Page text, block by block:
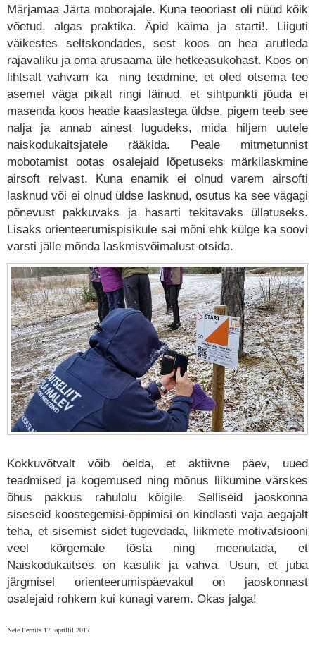
Märjamaa Järta moborajale. Kuna teooriast oli nüüd kõik
võetud, algas praktika. Äpid käima ja starti!. Liiguti
väikestes seltskondades, sest koos on hea arutleda
rajavaliku ja oma arusaama üle hetkeasukohast. Koos on
lihtsalt vahvam ka ning teadmine, et oled otsema tee
asemel väga pikalt ringi läinud, et sihtpunkti jõuda ei
masenda koos heade kaaslastega üldse, pigem teeb see
nalja ja annab ainest lugudeks, mida hiljem uutele
naiskodukaitsjatele rääkida. Peale mitmetunnist
mobotamist ootas osalejaid lõpetuseks märkilaskmine
airsoft relvast. Kuna enamik ei olnud varem airsofti
lasknud või ei olnud üldse lasknud, osutus ka see vägagi
põnevust pakkuvaks ja hasarti tekitavaks üllatuseks.
Lisaks orienteerumispisikule sai mõni ehk külge ka soovi
varsti jälle mõnda laskmisvõimalust otsida.
Kokkuvõtvalt võib öelda, et aktiivne päev, uued
teadmised ja kogemused ning mõnus liikumine värskes
õhus pakkus rahulolu kõigile. Selliseid jaoskonna
siseseid koostegemisi-õppimisi on kindlasti vaja aegajalt
teha, et sisemist sidet tugevdada, liikmete motivatsiooni
veel kõrgemale tõsta ning meenutada, et
Naiskodukaitses on kasulik ja vahva. Usun, et juba
järgmisel orienteerumispäevakul on jaoskonnast
osalejaid rohkem kui kunagi varem. Okas jalga!
Nele Pernits 17. aprillil 2017